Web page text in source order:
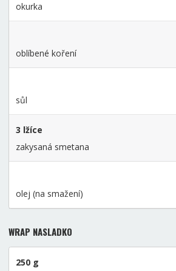
okurka
oblíbené koření
sůl
3 lžíce
zakysaná smetana
olej (na smažení)
WRAP NASLADKO
250 g